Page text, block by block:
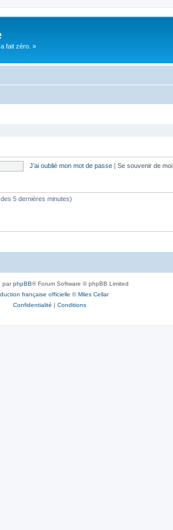
fait zéro. »
J’ai oublié mon mot de passe | Se souvenir de moi
5 dernières minutes)
parphpBB® Forum Software © phpBB Limited
française officielle ©Miles Cellar
Confidentialité | Conditions